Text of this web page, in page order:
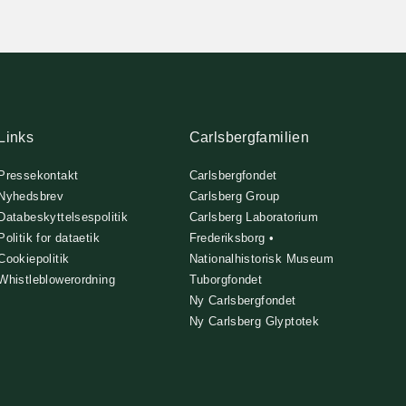
for dataetik
Carlsbergfamilien
Carlsbergfondet
Carlsberg Group
Carlsberg Laboratorium
Frederiksborg •
Nationalhistorisk Museum
Tuborgfondet
Ny Carlsbergfondet
Ny Carlsberg Glyptotek